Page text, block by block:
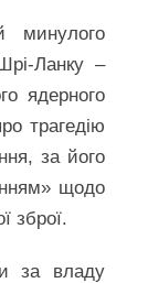
минулого
Ланку –
ядерного
трагедію
за його
щодо
зброї.
за владу